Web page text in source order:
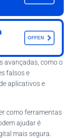
OFFEN
avançadas, como o
falsos e
aplicativos e
como ferramentas
ajudar é
mais segura.